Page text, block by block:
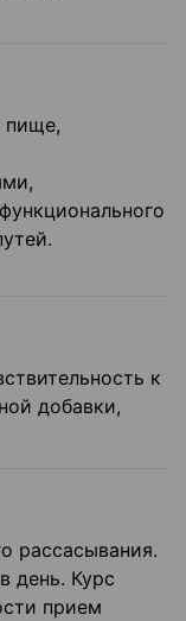
пище,
к
добавки,
рассасывания.
день. Курс
прием